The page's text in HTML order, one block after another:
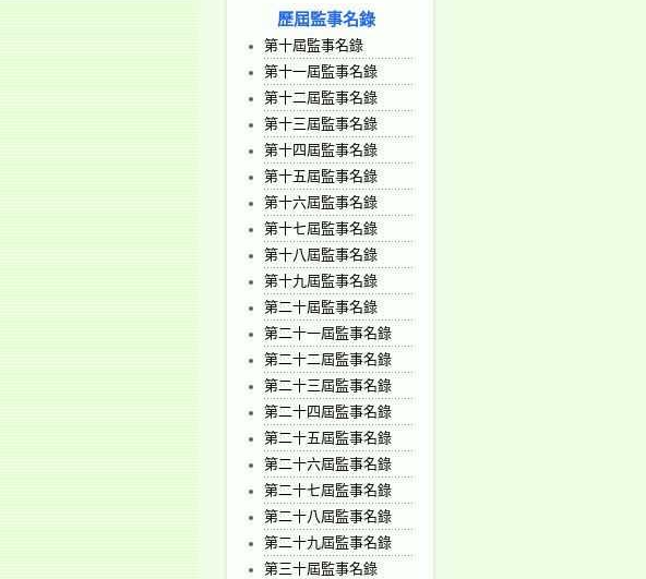
歷屆監事名錄
第十屆監事名錄
第十一屆監事名錄
第十二屆監事名錄
第十三屆監事名錄
第十四屆監事名錄
第十五屆監事名錄
第十六屆監事名錄
第十七屆監事名錄
第十八屆監事名錄
第十九屆監事名錄
第二十屆監事名錄
第二十一屆監事名錄
第二十二屆監事名錄
第二十三屆監事名錄
第二十四屆監事名錄
第二十五屆監事名錄
第二十六屆監事名錄
第二十七屆監事名錄
第二十八屆監事名錄
第二十九屆監事名錄
第三十屆監事名錄